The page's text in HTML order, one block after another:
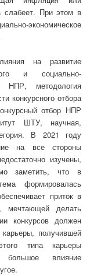
слабеет. При этом в
экономическое
на развитие
и социально-
НПР, методология
конкурсного отбора
отбор НПР
ШТУ, научная,
В 2021 году
на все стороны
изучены,
заметить, что в
формировалась
приток в
мечтающей делать
конкурсов должен
получившей
типа карьеры
большое влияние